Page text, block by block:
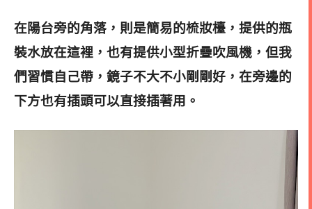
在陽台旁的角落，則是簡易的梳妝檯，提供的瓶
裝水放在這裡，也有提供小型折疊吹風機，但我
們習慣自己帶，鏡子不大不小剛剛好，在旁邊的
下方也有插頭可以直接插著用。